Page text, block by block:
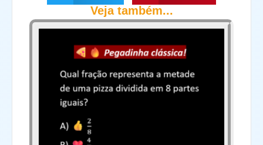
Veja também...